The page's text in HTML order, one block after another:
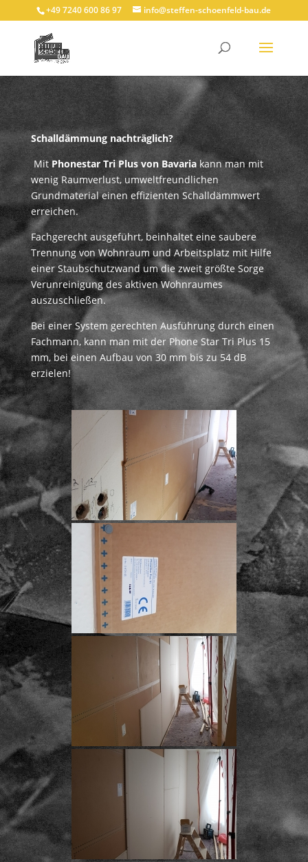
+49 7240 600 86 97 info@steffen-schoenfeld-bau.de
Schalldämmung nachträglich?
MitPhonestar Tri Plus von Bavariakann man mit
wenig Raumverlust, umweltfreundlichen
Grundmaterial einen effizienten Schalldämmwert
erreichen.
Fachgerecht ausgeführt, beinhaltet eine saubere
Trennung von Wohnraum und Arbeitsplatz mit Hilfe
einer Staubschutzwand um die zweit größte Sorge
Verunreinigung des aktiven Wohnraumes
auszuschließen.
Bei einer System gerechten Ausführung durch einen
Fachmann, kann man mit der Phone Star Tri Plus 15
mm, bei einen Aufbau von 30 mm bis zu 54 dB
erzielen!